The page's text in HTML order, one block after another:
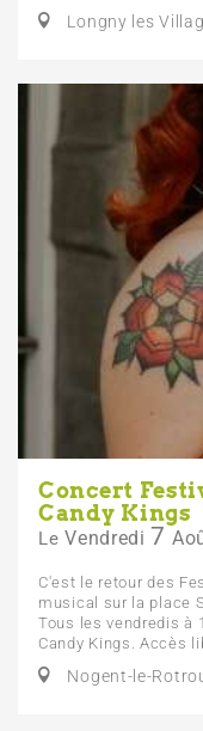
Longny les
Concert
Candy Kings
Le Vendredi 7
C'est le retour des
musical sur la place
Tous les vendredis à
Candy Kings. Accès
Nogent-le-